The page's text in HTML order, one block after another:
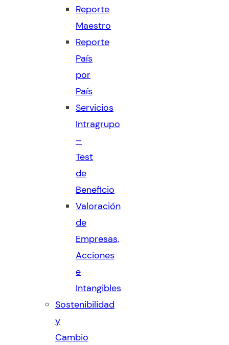
Reporte
Maestro
Reporte
País
por
País
Servicios
Intragrupo
–
Test
de
Beneficio
Valoración
de
Empresas,
Acciones
e
Intangibles
Sostenibilidad
y
Cambio